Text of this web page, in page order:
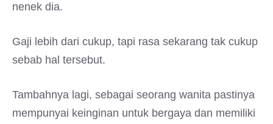
nenek dia.
Gaji lebih dari cukup, tapi rasa sekarang tak cukup
sebab hal tersebut.
Tambahnya lagi, sebagai seorang wanita pastinya
mempunyai keinginan untuk bergaya dan memiliki